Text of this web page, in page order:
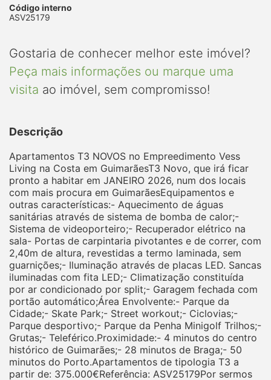
Código interno
ASV25179
Gostaria de conhecer melhor este imóvel?
Peça mais informações ou marque uma
visita ao imóvel, sem compromisso!
Descrição
Apartamentos T3 NOVOS no Empreedimento Vess
Living na Costa em GuimarãesT3 Novo, que irá ficar
pronto a habitar em JANEIRO 2026, num dos locais
com mais procura em GuimarãesEquipamentos e
outras características:- Aquecimento de águas
sanitárias através de sistema de bomba de calor;-
Sistema de videoporteiro;- Recuperador elétrico na
sala- Portas de carpintaria pivotantes e de correr, com
2,40m de altura, revestidas a termo laminada, sem
guarnições;- Iluminação através de placas LED. Sancas
iluminadas com fita LED;- Climatização constituída
por ar condicionado por split;- Garagem fechada com
portão automático;Área Envolvente:- Parque da
Cidade;- Skate Park;- Street workout;- Ciclovias;-
Parque desportivo;- Parque da Penha Minigolf Trilhos;-
Grutas;- Teleférico.Proximidade:- 4 minutos do centro
histórico de Guimarães;- 28 minutos de Braga;- 50
minutos do Porto.Apartamentos de tipologia T3 a
partir de: 375.000€Referência: ASV25179Por sermos